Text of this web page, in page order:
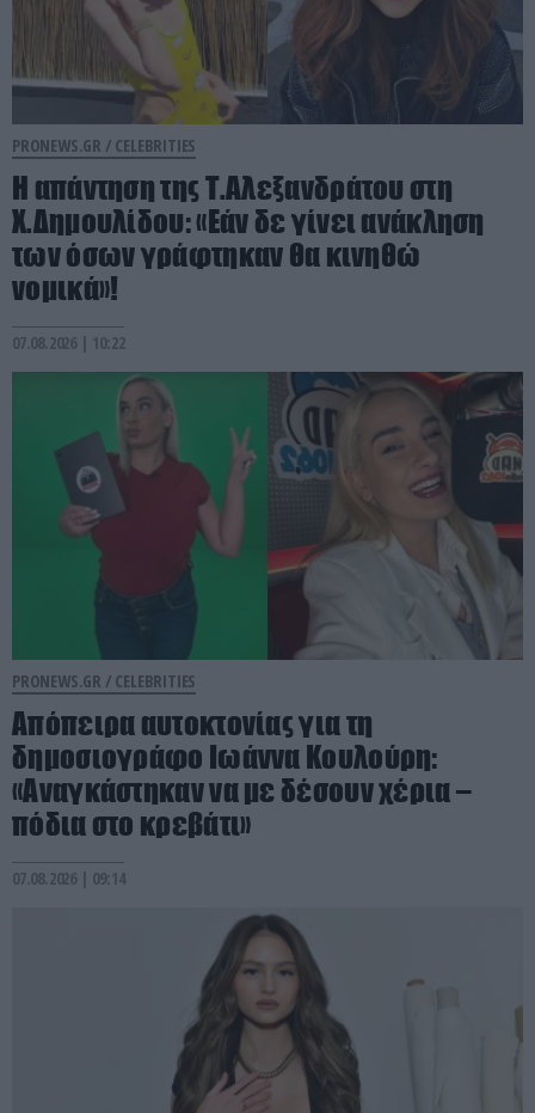
PRONEWS.GR / CELEBRITIES
Η απάντηση της Τ.Αλεξανδράτου στη
Χ.Δημουλίδου: «Εάν δε γίνει ανάκληση
των όσων γράφτηκαν θα κινηθώ
νομικά»!
07.08.2026 | 10:22
PRONEWS.GR / CELEBRITIES
Απόπειρα αυτοκτονίας για τη
δημοσιογράφο Ιωάννα Κουλούρη:
«Αναγκάστηκαν να με δέσουν χέρια –
πόδια στο κρεβάτι»
07.08.2026 | 09:14